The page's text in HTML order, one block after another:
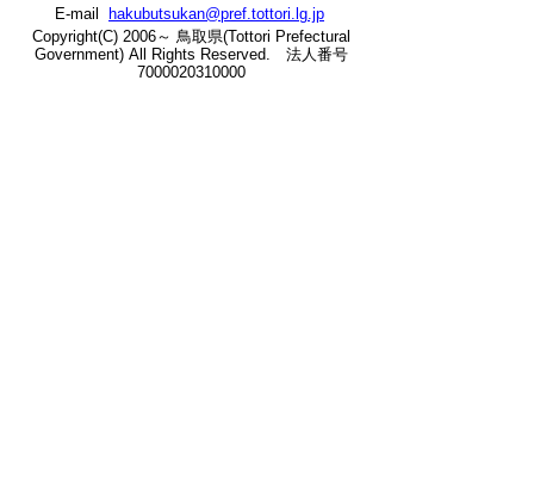
の
E-mail
hakubutsukan@pref.tottori.lg.jp
Copyright(C) 2006～ 鳥取県(Tottori Prefectural
Government) All Rights Reserved. 法人番号
7000020310000